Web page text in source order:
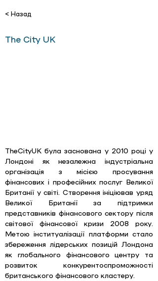
< Назад
The City UK
TheCityUK була заснована у 2010 році у
Лондоні як незалежна індустріальна
організація з місією просування
фінансових і професійних послуг Великої
Британії у світі. Створення ініціював уряд
Великої Британії за підтримки
представників фінансового сектору після
світової фінансової кризи 2008 року.
Метою інституалізації платформи стало
збереження лідерських позицій Лондона
як глобального фінансового центру та
розвиток конкурентоспроможності
британського фінансового кластеру.